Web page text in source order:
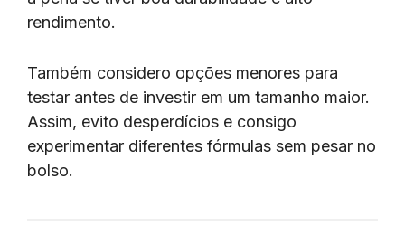
rendimento.
Também considero opções menores para
testar antes de investir em um tamanho maior.
Assim, evito desperdícios e consigo
experimentar diferentes fórmulas sem pesar no
bolso.